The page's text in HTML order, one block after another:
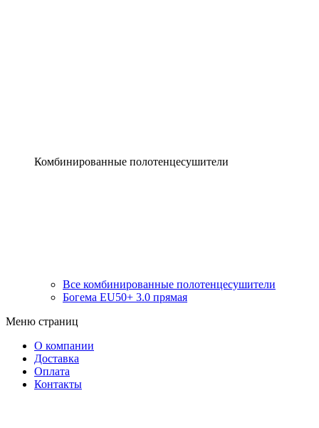
Комбинированные полотенцесушители
Все комбинированные полотенцесушители
Богема EU50+ 3.0 прямая
Меню страниц
О компании
Доставка
Оплата
Контакты